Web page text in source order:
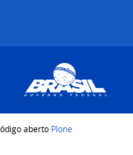
aberto Plone